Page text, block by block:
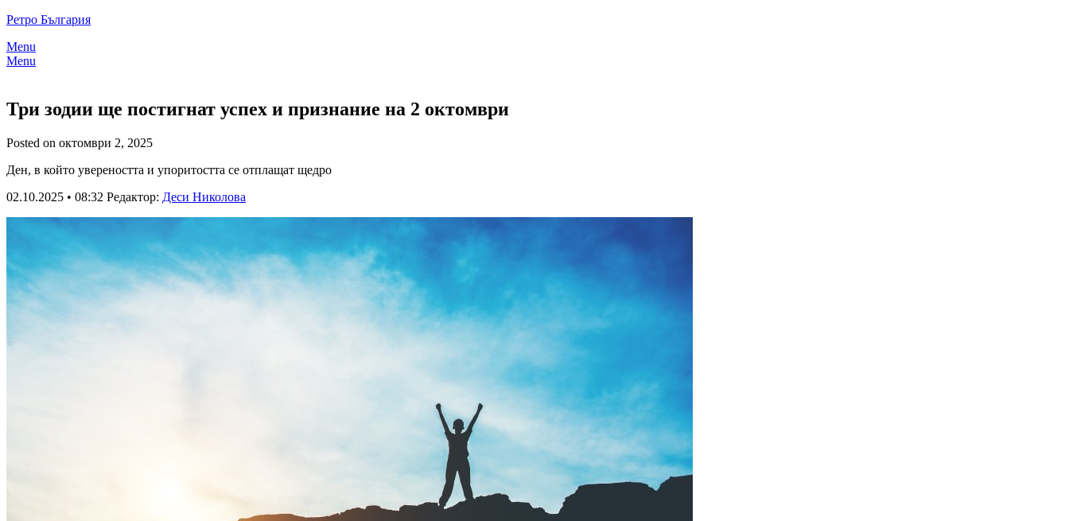
Skip
content
Ретро България
Menu
Menu
Три зодии ще постигнат успех и признание на 2 октомври
Posted on октомври 2, 2025
Ден, в който увереността и упоритостта се отплащат щедро
02.10.2025 • 08:32 Редактор: Деси Николова